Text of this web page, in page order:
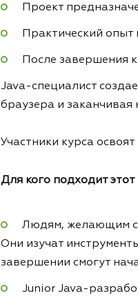
Проект
Практический
После завершения
Java-специалист
браузера и
Участники курса
Для кого подходит этот
Людям, желающим
Они изучат
завершении смогут
Junior Java-